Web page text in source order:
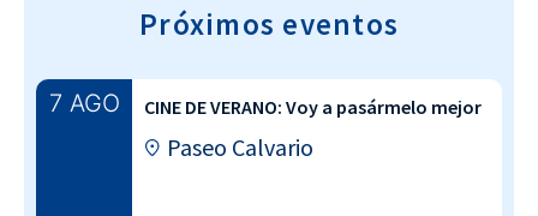
Próximos eventos
7 AGO CINE DE VERANO: Voy a pasármelo mejor
Paseo Calvario